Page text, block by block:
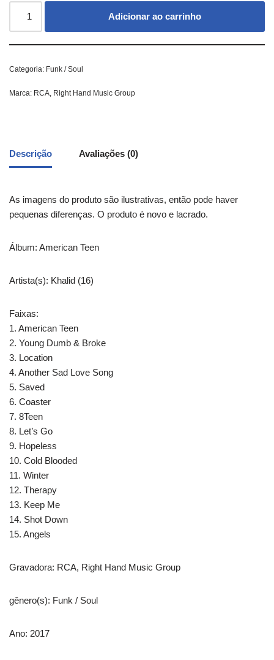
Adicionar ao carrinho
Categoria: Funk / Soul
Marca: RCA, Right Hand Music Group
Descrição Avaliações (0)
As imagens do produto são ilustrativas, então pode haver
pequenas diferenças. O produto é novo e lacrado.
Álbum: American Teen
Artista(s): Khalid (16)
Faixas:
1. American Teen
2. Young Dumb & Broke
3. Location
4. Another Sad Love Song
5. Saved
6. Coaster
7. 8Teen
8. Let’s Go
9. Hopeless
10. Cold Blooded
11. Winter
12. Therapy
13. Keep Me
14. Shot Down
15. Angels
Gravadora: RCA, Right Hand Music Group
gênero(s): Funk / Soul
Ano: 2017